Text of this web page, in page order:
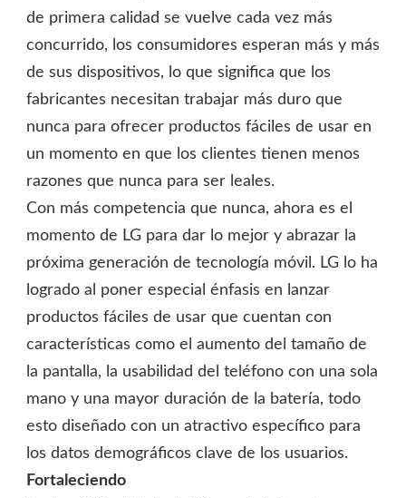
de primera calidad se vuelve cada vez más
concurrido, los consumidores esperan más y más
de sus dispositivos, lo que significa que los
fabricantes necesitan trabajar más duro que
nunca para ofrecer productos fáciles de usar en
un momento en que los clientes tienen menos
razones que nunca para ser leales.
Con más competencia que nunca, ahora es el
momento de LG para dar lo mejor y abrazar la
próxima generación de tecnología móvil. LG lo ha
logrado al poner especial énfasis en lanzar
productos fáciles de usar que cuentan con
características como el aumento del tamaño de
la pantalla, la usabilidad del teléfono con una sola
mano y una mayor duración de la batería, todo
esto diseñado con un atractivo específico para
los datos demográficos clave de los usuarios.
Fortaleciendo